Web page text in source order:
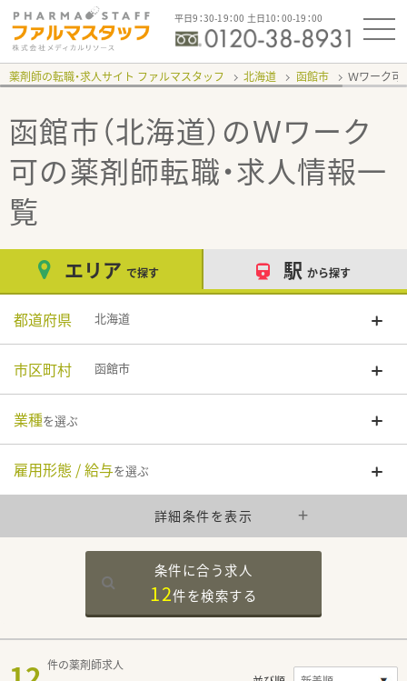
平日9：30-19：00 土日10：00-19：00
薬剤師の転職・求人サイト ファルマスタッフ 北海道 函館市 Ｗワーク可
函館市（北海道）のＷワーク
可の薬剤師転職・求人情報一
覧
エリア で探す 駅 から探す
都道府県 北海道
市区町村 函館市
業種を選ぶ
雇用形態 / 給与を選ぶ
詳細条件を表示
条件に合う求人
12件を検索する
件の薬剤師求人